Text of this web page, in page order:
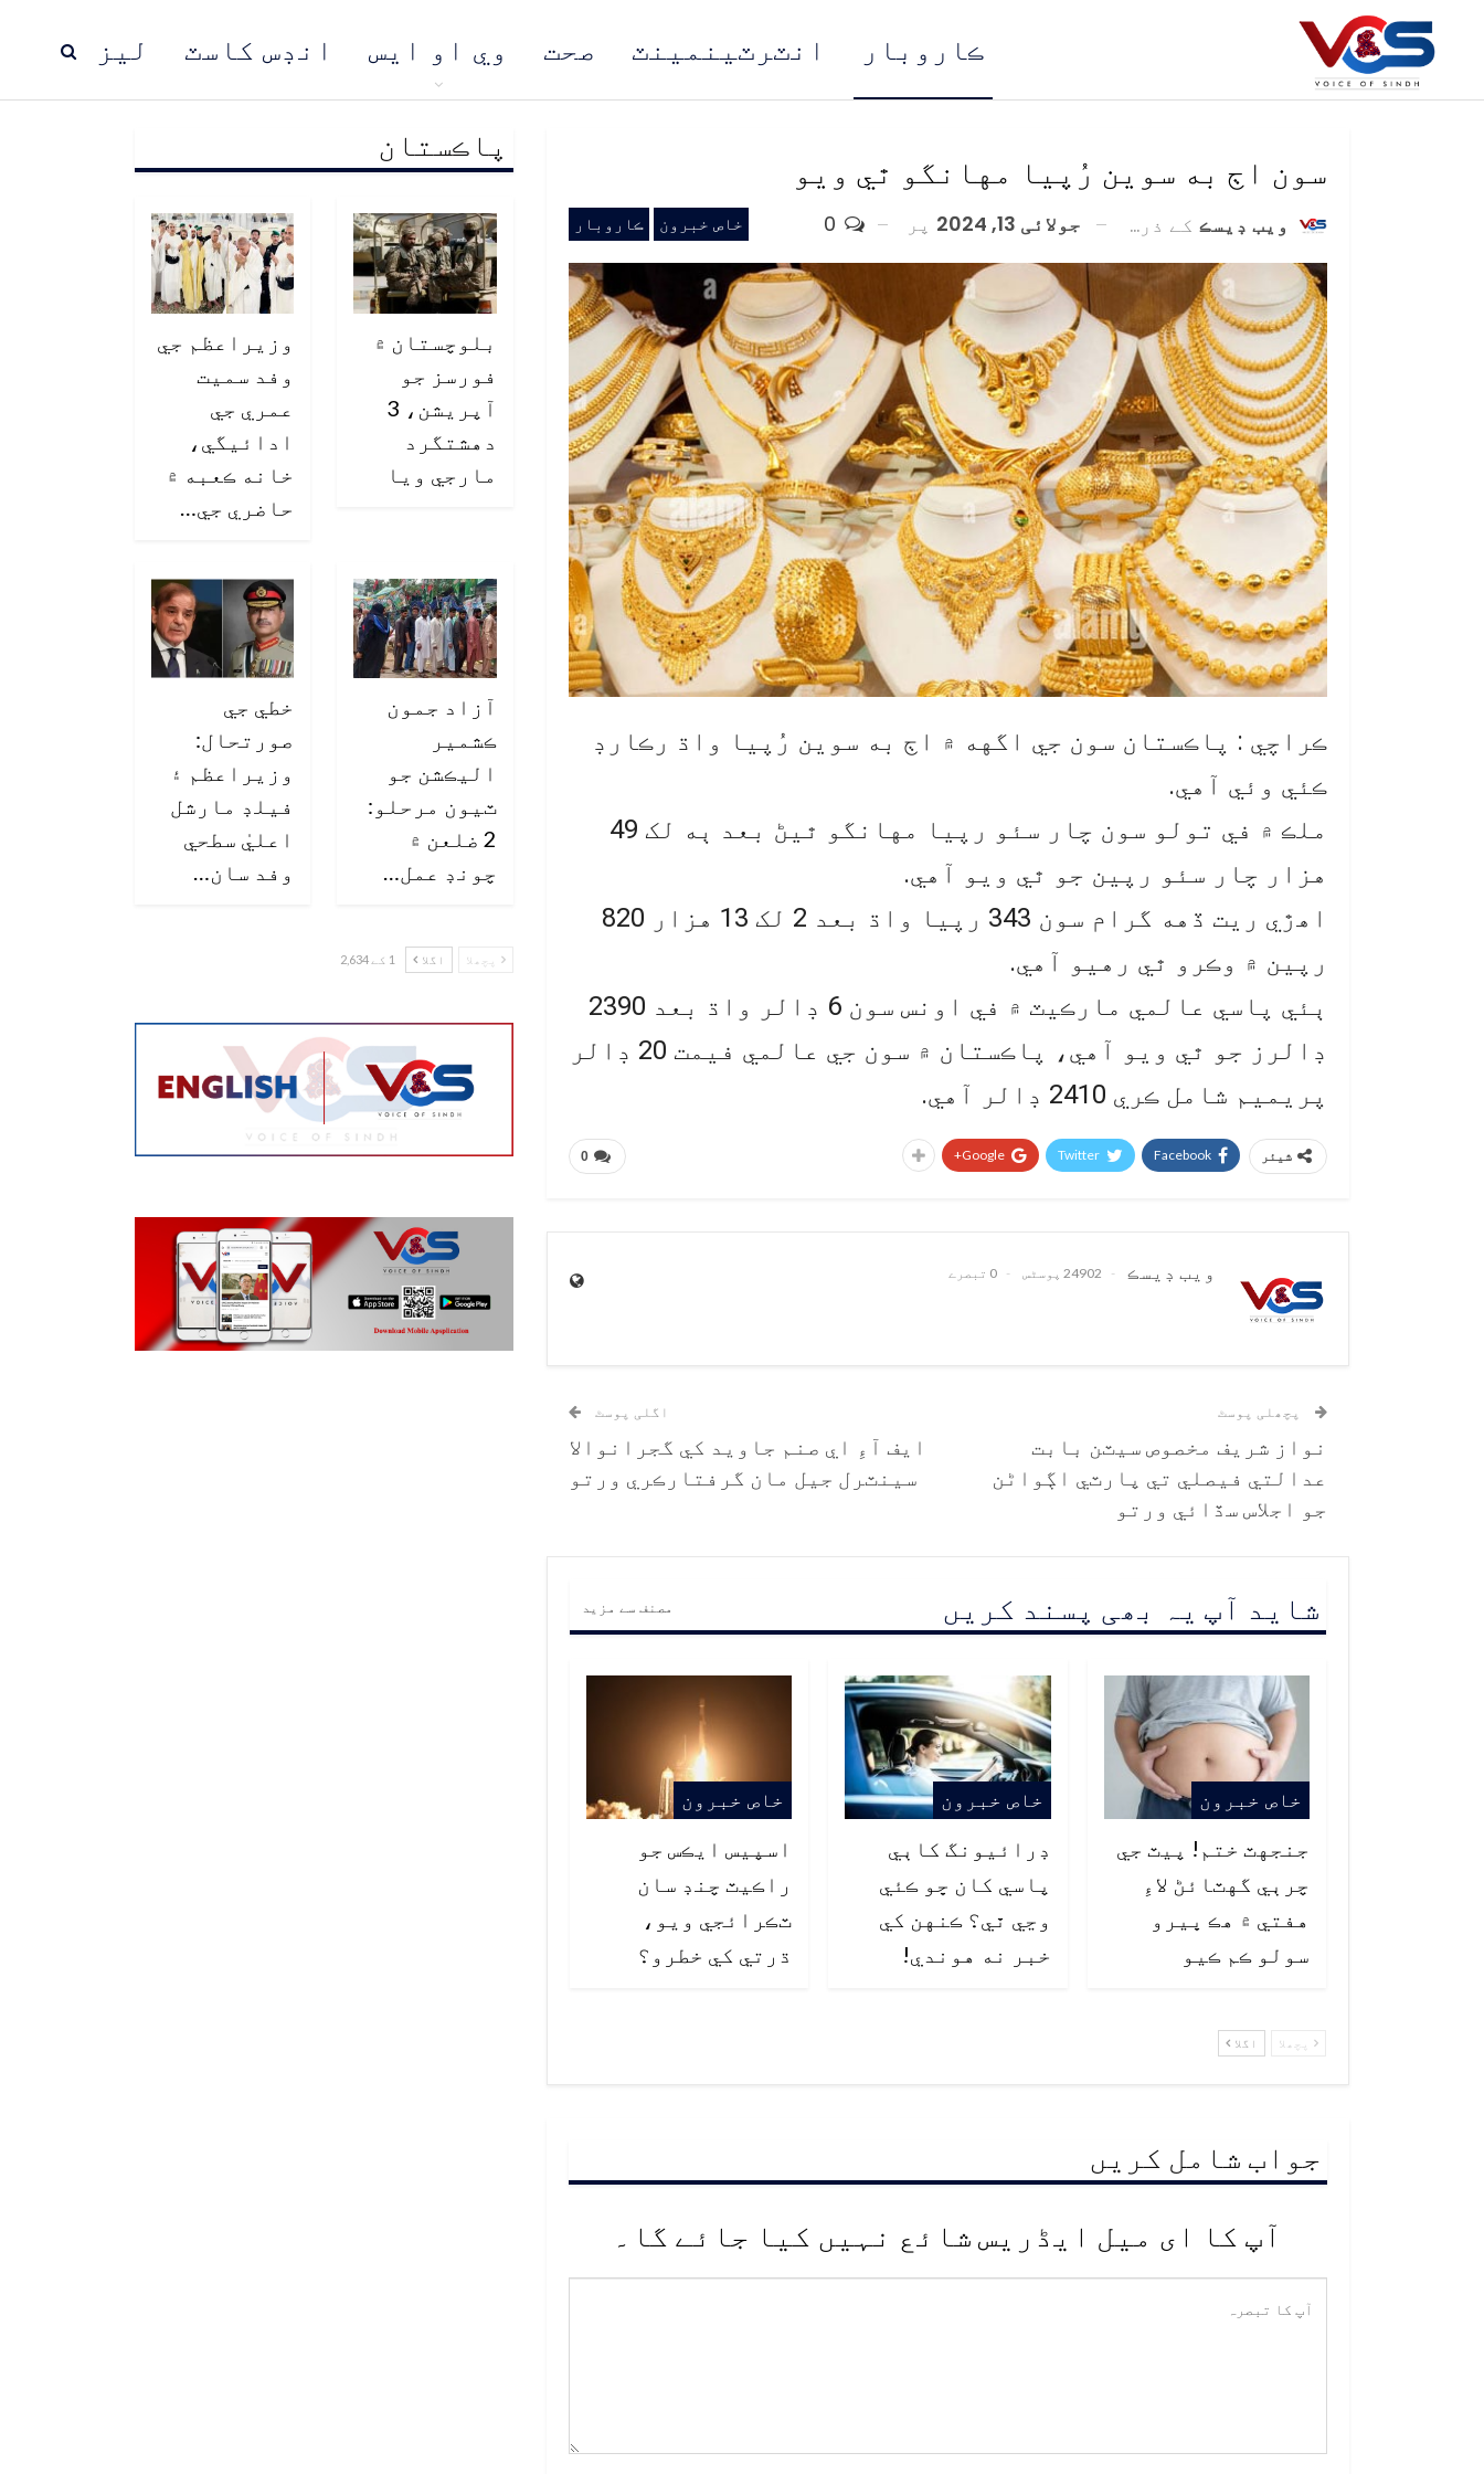
ليز انڊس کاسٽ وي او ايس صحت انٽرٽينمينٽ ڪاروبار
پاڪستان مُنڍ
سون اڄ به سوين رُپيا مهانگو ٿي ويو
خاص خبرون ڪاروبار ويب ڊيسڪ کے ذریعہ جولائی 13, 2024 پر
ڪراچي : پاڪستان سون جي اگهه ۾ اڄ به سوين رُپيا واڌ رڪارڊ
ڪئي وئي آهي.
ملڪ ۾ في تولو سون چار سئو رپيا مهانگو ٿيڻ بعد ٻه لک 49
هزار چار سئو رپين جو ٿي ويو آهي.
اهڙي ريت ڏهه گرام سون 343 رپيا واڌ بعد 2 لک 13 هزار 820
رپين ۾ وڪرو ٿي رهيو آهي.
ٻئي پاسي عالمي مارڪيٽ ۾ في اونس سون 6 ڊالر واڌ بعد 2390
ڊالرز جو ٿي ويو آهي، پاڪستان ۾ سون جي عالمي فيمت 20 ڊالر
پريميم شامل ڪري 2410 ڊالر آهي.
0 شیئر Facebook
Twitter
Google+
ويب ڊيسڪ 24902 پوسٹس 0 تبصرے
پچھلی پوسٹ
نواز شريف مخصوص سيٽن بابت
عدالتي فيصلي تي پارٽي اڳواڻن
جو اجلاس سڏائي ورتو
اگلی پوسٹ
ايف آءِ اي صنم جاويد کي گجرانوالا
سينٽرل جيل مان گرفتارڪري ورتو
شاید آپ یہ بھی پسند کریں مصنف سے مزید
خاص خبرون
جنجهٽ ختم! پيٽ جي
چرٻي گهٽائڻ لاءِ
هفتي ۾ هڪ ڀيرو
سولو ڪم ڪيو
خاص خبرون
ڊرائيونگ کاٻي
پاسي کان ڇو ڪئي
وڃي ٿي؟ ڪنهن کي
خبر نه هوندي!
خاص خبرون
اسپيس ايڪس جو
راڪيٽ چنڊ سان
ٽڪرائجي ويو،
ڌرتي کي خطرو؟
پچھلا اگلا
جواب شامل کریں
آپ کا ای میل ایڈریس شائع نہیں کیا جائے گا۔
پاڪستان
بلوچستان ۾
فورسز جو
آپريشن، 3
دهشتگرد
مارجي ويا
وزيراعظم جي
وفد سميت
عمري جي
ادائيگي،
خانه ڪعبه ۾
حاضري جي…
آزاد جمون
ڪشمير
اليڪشن جو
ٽيون مرحلو:
2 ضلعن ۾
چونڊ عمل…
خطي جي
صورتحال:
وزيراعظم ۽
فيلڊ مارشل
اعليٰ سطحي
وفد سان…
پچھلا اگلا 1 کے 2,634